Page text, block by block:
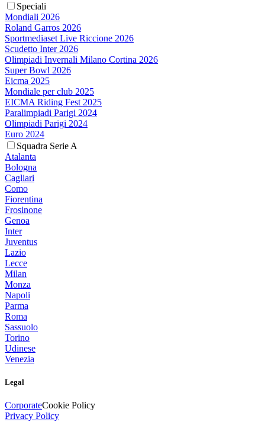
Speciali
Mondiali 2026
Roland Garros 2026
Sportmediaset Live Riccione 2026
Scudetto Inter 2026
Olimpiadi Invernali Milano Cortina 2026
Super Bowl 2026
Eicma 2025
Mondiale per club 2025
EICMA Riding Fest 2025
Paralimpiadi Parigi 2024
Olimpiadi Parigi 2024
Euro 2024
Squadra Serie A
Atalanta
Bologna
Cagliari
Como
Fiorentina
Frosinone
Genoa
Inter
Juventus
Lazio
Lecce
Milan
Monza
Napoli
Parma
Roma
Sassuolo
Torino
Udinese
Venezia
Legal
CorporateCookie Policy
Privacy Policy